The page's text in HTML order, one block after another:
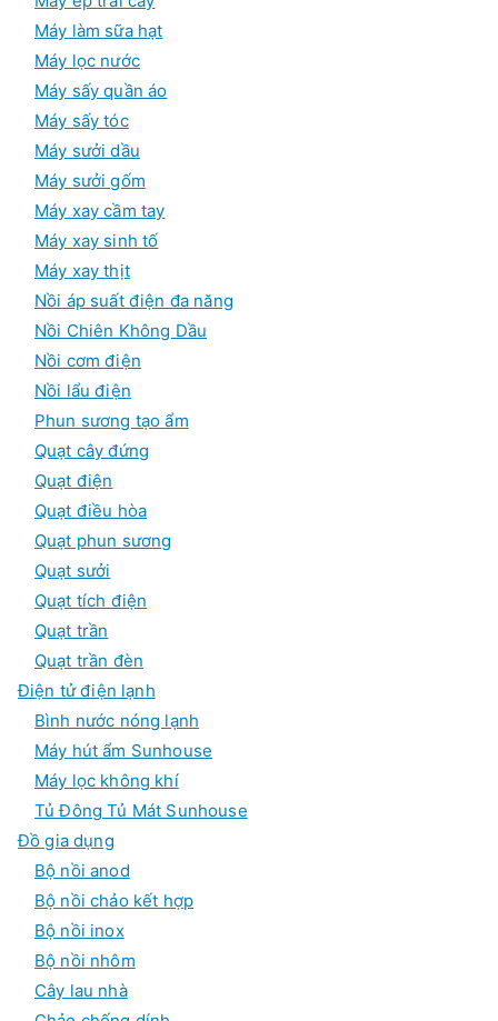
Máy làm sữa hạt
Máy lọc nước
Máy sấy quần áo
Máy sấy tóc
Máy sưởi dầu
Máy sưởi gốm
Máy xay cầm tay
Máy xay sinh tố
Máy xay thịt
Nồi áp suất điện đa năng
Nồi Chiên Không Dầu
Nồi cơm điện
Nồi lẩu điện
Phun sương tạo ẩm
Quạt cây đứng
Quạt điện
Quạt điều hòa
Quạt phun sương
Quạt sưởi
Quạt tích điện
Quạt trần
Quạt trần đèn
Điện tử điện lạnh
Bình nước nóng lạnh
Máy hút ẩm Sunhouse
Máy lọc không khí
Tủ Đông Tủ Mát Sunhouse
Đồ gia dụng
Bộ nồi anod
Bộ nồi chảo kết hợp
Bộ nồi inox
Bộ nồi nhôm
Cây lau nhà